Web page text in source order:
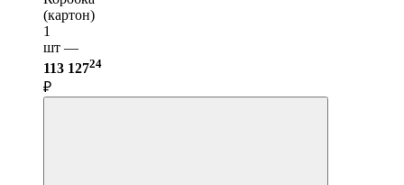
(картон)
1
шт —
113 12724
₽